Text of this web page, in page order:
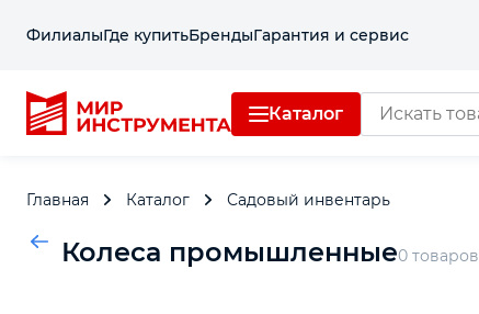
ФилиалыГде купитьБрендыГарантия и сервис
Каталог
Главная Каталог Садовый инвентарь
Колеса промышленные0 товаров